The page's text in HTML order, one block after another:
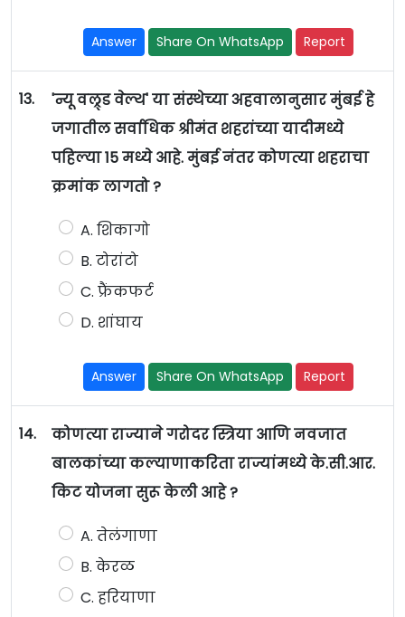
Answer Share On WhatsApp Report
13.
'न्यू वल्र्ड वेल्थ' या संस्थेच्या अहवालानुसार मुंबई हे
जगातील सर्वाधिक श्रीमंत शहरांच्या यादीमध्ये
पहिल्या 15 मध्ये आहे. मुंबई नंतर कोणत्या शहराचा
क्रमांक लागतो ?
A. शिकागो
B. टोरांटो
C. फ्रैंकफर्ट
D. शांघाय
Answer Share On WhatsApp Report
14.
कोणत्या राज्याने गरोदर स्त्रिया आणि नवजात
बालकांच्या कल्याणाकरिता राज्यांमध्ये के.सी.आर.
किट योजना सुरू केली आहे ?
A. तेलंगाणा
B. केरळ
C. हरियाणा